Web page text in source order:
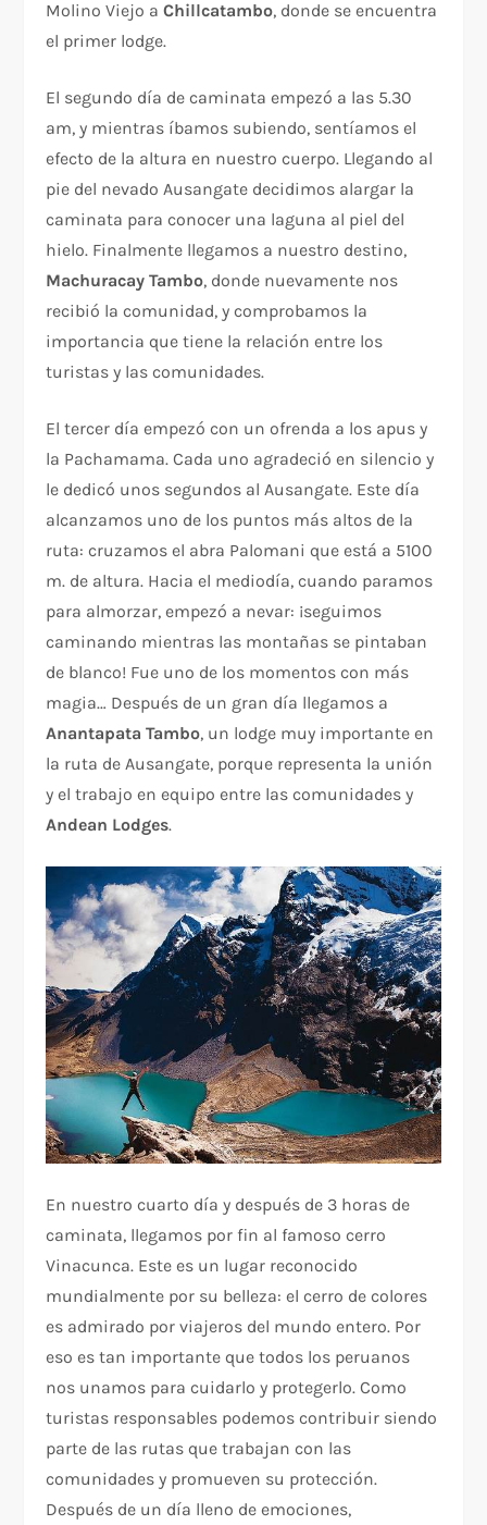
Molino Viejo aChillcatambo, donde se encuentra
el primer lodge.
El segundo día de caminata empezó a las 5.30
am, y mientras íbamos subiendo, sentíamos el
efecto de la altura en nuestro cuerpo. Llegando al
pie del nevado Ausangate decidimos alargar la
caminata para conocer una laguna al piel del
hielo. Finalmente llegamos a nuestro destino,
Machuracay Tambo, donde nuevamente nos
recibió la comunidad, y comprobamos la
importancia que tiene la relación entre los
turistas y las comunidades.
El tercer día empezó con un ofrenda a los apus y
la Pachamama. Cada uno agradeció en silencio y
le dedicó unos segundos al Ausangate. Este día
alcanzamos uno de los puntos más altos de la
ruta: cruzamos el abra Palomani que está a 5100
m. de altura. Hacia el mediodía, cuando paramos
para almorzar, empezó a nevar: ¡seguimos
caminando mientras las montañas se pintaban
de blanco! Fue uno de los momentos con más
magia… Después de un gran día llegamos a
Anantapata Tambo, un lodge muy importante en
la ruta de Ausangate, porque representa la unión
y el trabajo en equipo entre las comunidades y
Andean Lodges.
En nuestro cuarto día y después de 3 horas de
caminata, llegamos por fin al famoso cerro
Vinacunca. Este es un lugar reconocido
mundialmente por su belleza: el cerro de colores
es admirado por viajeros del mundo entero. Por
eso es tan importante que todos los peruanos
nos unamos para cuidarlo y protegerlo. Como
turistas responsables podemos contribuir siendo
parte de las rutas que trabajan con las
comunidades y promueven su protección.
Después de un día lleno de emociones,